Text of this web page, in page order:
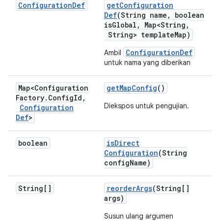
ConfigurationDef getConfiguration
Def(String name ,
boolean
isGlobal , Map<String ,
String> templateMap)
Ambil ConfigurationDef
untuk nama yang diberikan
Map<Configuration
Factory. ConfigId ,
Configuration
Def>
getMapConfig()
Diekspos untuk pengujian.
boolean isDirect
Configuration(String
configName)
String[] reorderArgs(String[]
args)
Susun ulang argumen